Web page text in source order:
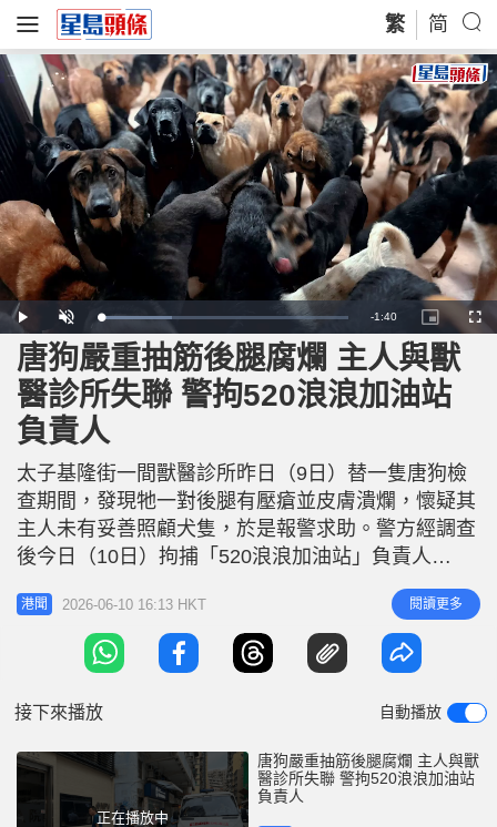
繁 简
P
l
a
y
U
n
m
u
t
e
L
o
a
d
e
:
2
8
R
m
n
-1:40
P
i
c
u
e
-
c
t
r
e
F
u
唐狗嚴重抽筋後腿腐爛 主人與獸
醫診所失聯 警拘520浪浪加油站
負責人
太子基隆街一間獸醫診所昨日（9日）替一隻唐狗檢
查期間，發現牠一對後腿有壓瘡並皮膚潰爛，懷疑其
主人未有妥善照顧犬隻，於是報警求助。警方經調查
後今日（10日）拘捕「520浪浪加油站」負責人
Bella。 相關新聞 : 唐狗欠照顧後腿皮膚潰爛有壓瘡
太子獸醫診所揭發 警追緝中年婦 事件發生於昨日早
上10時，一名女子將一隻年約10歲的唐狗帶到基隆街
50號非牟利獸醫服務協會（NPV）診所，之後離去。
港聞 2026-06-10 16:13 HKT 閱讀更多
接下來播放 自動播放
正在播放中
唐狗嚴重抽筋後腿腐爛 主人與獸
醫診所失聯 警拘520浪浪加油站
負責人